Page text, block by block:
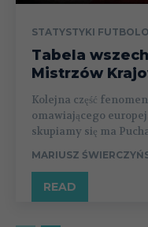
STATYSTYKI
Tabela
Mistrzów
Kolejna część
omawiającego
skupiamy się ma
MARIUSZ
READ